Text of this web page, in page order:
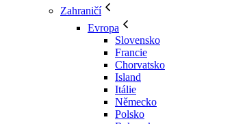
Zahraničí
Evropa
Slovensko
Francie
Chorvatsko
Island
Itálie
Německo
Polsko